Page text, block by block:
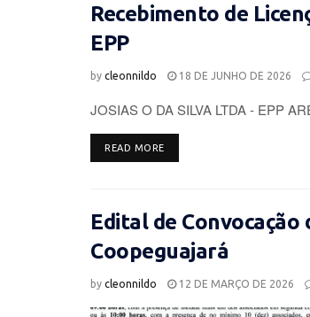
Recebimento de
EPP
by cleonnildo 18 DE JUNHO DE 2026
JOSIAS O DA SILVA LTDA - EPP
READ MOREDETAILS
Edital de
Coopeguajará
by cleonnildo 12 DE MARÇO DE 2026